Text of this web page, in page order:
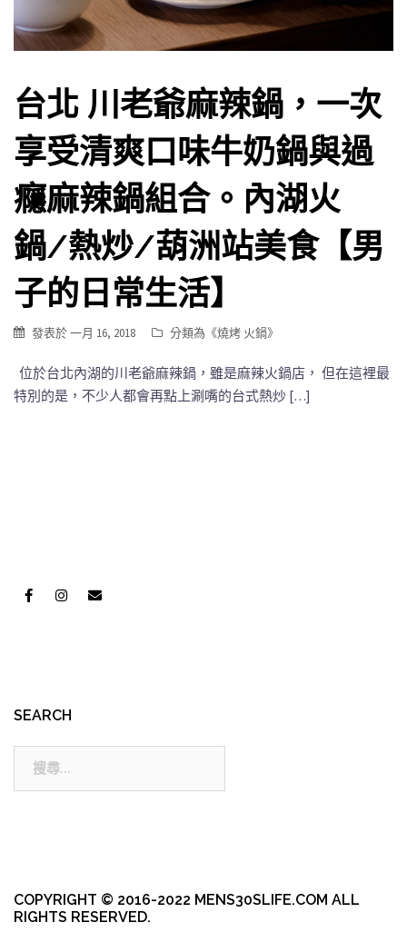
台北 川老爺麻辣鍋，一次
享受清爽口味牛奶鍋與過
癮麻辣鍋組合。內湖火
鍋/熱炒/葫洲站美食【男
子的日常生活】
發表於一月 16, 2018 分類為《燒烤 火鍋》
位於台北內湖的川老爺麻辣鍋，雖是麻辣火鍋店， 但在這裡最
特別的是，不少人都會再點上涮嘴的台式熱炒 […]
SEARCH
COPYRIGHT © 2016-2022 MENS30SLIFE.COM ALL
RIGHTS RESERVED.